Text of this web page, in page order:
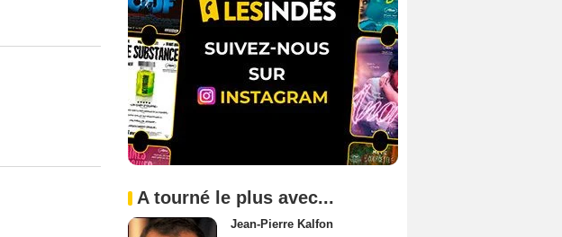
A tourné le plus avec...
Jean-Pierre Kalfon